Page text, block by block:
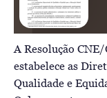
A Resolução
estabelece as
Qualidade e